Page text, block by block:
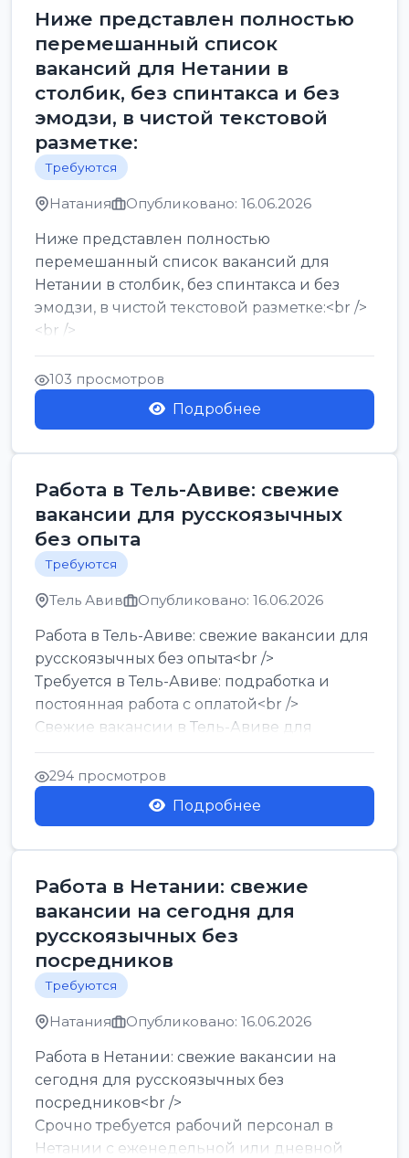
Ниже представлен полностью
перемешанный список
вакансий для Нетании в
столбик, без спинтакса и без
эмодзи, в чистой текстовой
разметке:
Требуются
Натания Опубликовано: 16.06.2026
Ниже представлен полностью
перемешанный список вакансий для
Нетании в столбик, без спинтакса и без
эмодзи, в чистой текстовой разметке:<br />
<br />
Работа в Нетании на мебельном
производстве: требу...
103 просмотров
Подробнее
Работа в Тель-Авиве: свежие
вакансии для русскоязычных
без опыта
Требуются
Тель Авив Опубликовано: 16.06.2026
Работа в Тель-Авиве: свежие вакансии для
русскоязычных без опыта<br />
Требуется в Тель-Авиве: подработка и
постоянная работа с оплатой<br />
Свежие вакансии в Тель-Авиве для
мужчин и женщин от хозя...
294 просмотров
Подробнее
Работа в Нетании: свежие
вакансии на сегодня для
русскоязычных без
посредников
Требуются
Натания Опубликовано: 16.06.2026
Работа в Нетании: свежие вакансии на
сегодня для русскоязычных без
посредников<br />
Срочно требуется рабочий персонал в
Нетании с еженедельной или дневной